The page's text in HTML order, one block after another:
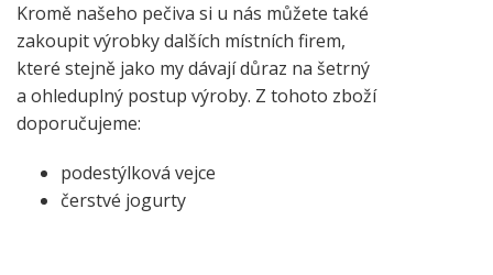
Kromě našeho pečiva si u nás můžete také
zakoupit výrobky dalších místních firem,
které stejně jako my dávají důraz na šetrný
a ohleduplný postup výroby. Z tohoto zboží
doporučujeme:
podestýlková vejce
čerstvé jogurty